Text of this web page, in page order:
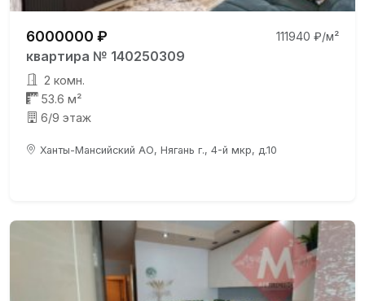
6000000 ₽ 111940 ₽/м²
квартира № 140250309
2 комн.
53.6 м²
6/9 этаж
Ханты-Мансийский АО, Нягань г., 4-й мкр, д.10